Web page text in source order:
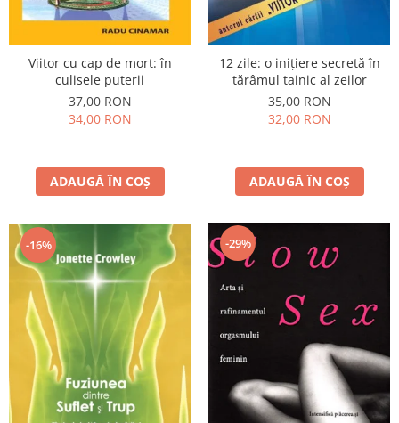
Viitor cu cap de mort: în
culisele puterii
37,00 RON
34,00 RON
ADAUGĂ ÎN COȘ
12 zile: o inițiere secretă în
tărâmul tainic al zeilor
35,00 RON
32,00 RON
ADAUGĂ ÎN COȘ
-16% -29%